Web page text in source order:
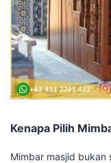
Kenapa Pilih
Mimbar masjid